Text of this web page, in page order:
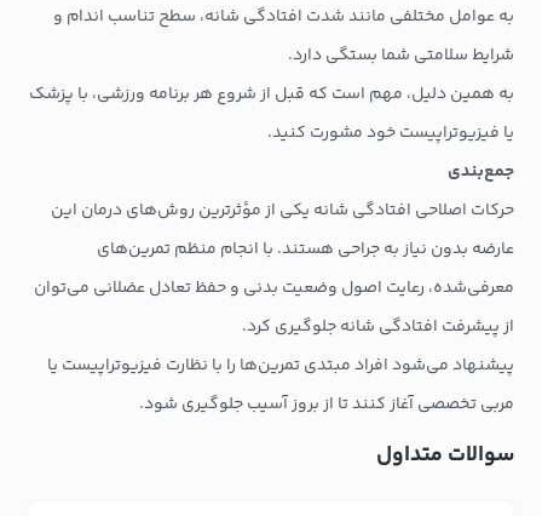
به عوامل مختلفی مانند شدت افتادگی شانه، سطح تناسب اندام و
شرایط سلامتی شما بستگی دارد.
به همین دلیل، مهم است که قبل از شروع هر برنامه ورزشی، با پزشک
یا فیزیوتراپیست خود مشورت کنید.
جمع‌بندی
حرکات اصلاحی افتادگی شانه یکی از مؤثرترین روش‌های درمان این
عارضه بدون نیاز به جراحی هستند. با انجام منظم تمرین‌های
معرفی‌شده، رعایت اصول وضعیت بدنی و حفظ تعادل عضلانی می‌توان
از پیشرفت افتادگی شانه جلوگیری کرد.
پیشنهاد می‌شود افراد مبتدی تمرین‌ها را با نظارت فیزیوتراپیست یا
مربی تخصصی آغاز کنند تا از بروز آسیب جلوگیری شود.
سوالات متداول